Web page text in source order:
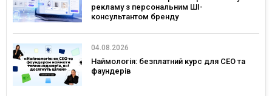
рекламу з персональним ШІ-
консультантом бренду
04.08.2026
Наймологія: безплатний курс для CEO та
фаундерів